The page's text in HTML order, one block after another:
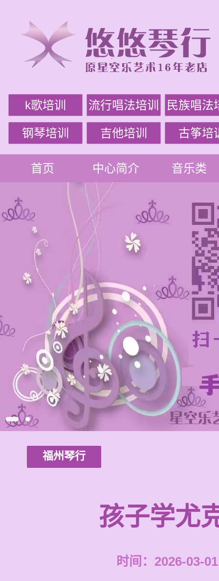
k歌培训 流行唱法培训 民族唱法
钢琴培训 吉他培训 古筝培
首页 中心简介 音乐类
福州琴行
孩子学尤
时间：2026-03-